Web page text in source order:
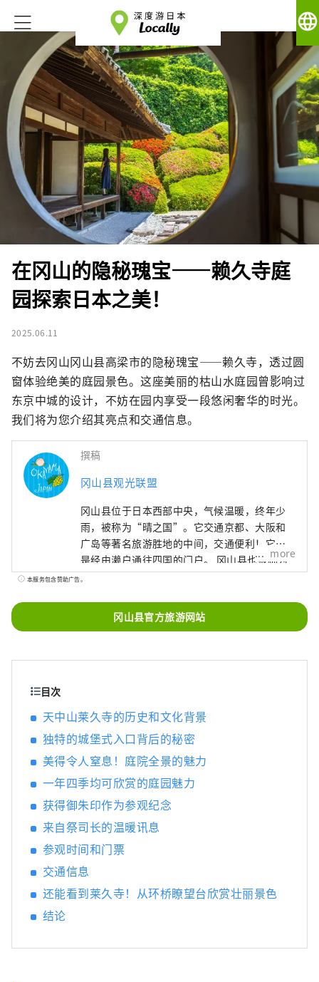
language
在冈山的隐秘瑰宝——赖久寺庭
园探索日本之美！
2025.06.11
不妨去冈山冈山县高梁市的隐秘瑰宝——赖久寺，透过圆
窗体验绝美的庭园景色。这座美丽的枯山水庭园曾影响过
东京中城的设计，不妨在园内享受一段悠闲奢华的时光。
我们将为您介绍其亮点和交通信息。
撰稿
冈山县观光联盟
冈山县位于日本西部中央，气候温暖，终年少
雨，被称为“晴之国”。它交通京都、大阪和
广岛等著名旅游胜地的中间，交通便利！它也
是经由濑户通往四国的门户。 冈山县也被称为
“水果冈山”，在濑户内温暖的气候下，阳光
最高品质的。 您可以品尝白桃、麝香葡萄、先
锋葡萄等时令水果！ 冈山还拥有世界级的旅游
后乐园以及拥有历史、文化和艺术的仓敷美观
more
本服务包含赞助广告。
冈山县官方旅游网站
目次
天中山莱久寺的历史和文化背景
独特的城堡式入口背后的秘密
美得令人窒息！庭院全景的魅力
一年四季均可欣赏的庭园魅力
获得御朱印作为参观纪念
来自祭司长的温暖讯息
参观时间和门票
交通信息
还能看到莱久寺！从环桥瞭望台欣赏壮丽景色
结论